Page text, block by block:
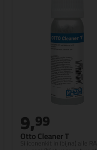
Otto Cleaner T
Siliconenkit in (bijna) alle RAL
9,99